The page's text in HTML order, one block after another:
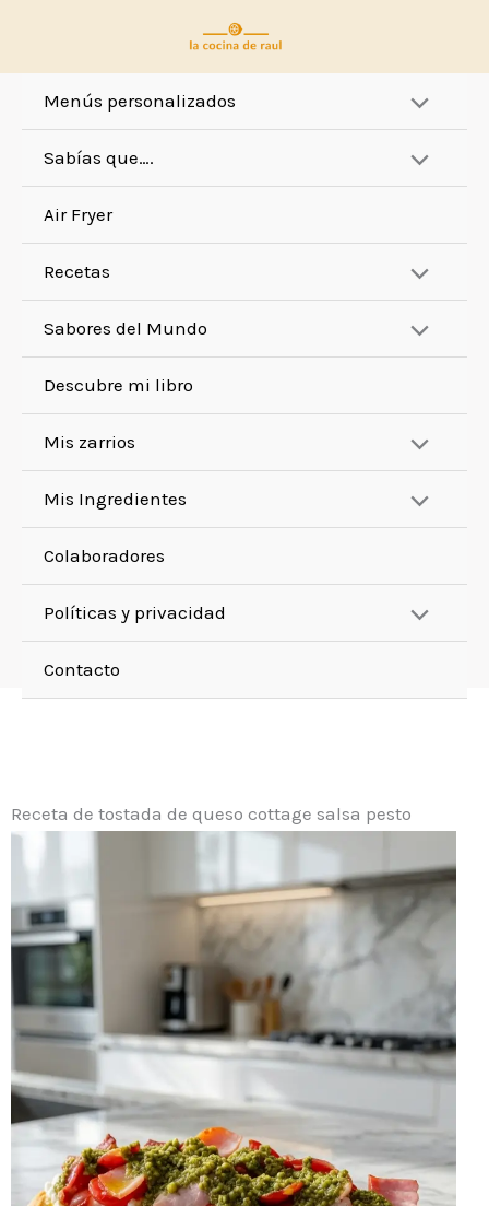
Menús personalizados
Sabías que….
Air Fryer
Recetas
Sabores del Mundo
Descubre mi libro
Mis zarrios
Mis Ingredientes
Colaboradores
Políticas y privacidad
Contacto
Receta de tostada de queso cottage salsa pesto